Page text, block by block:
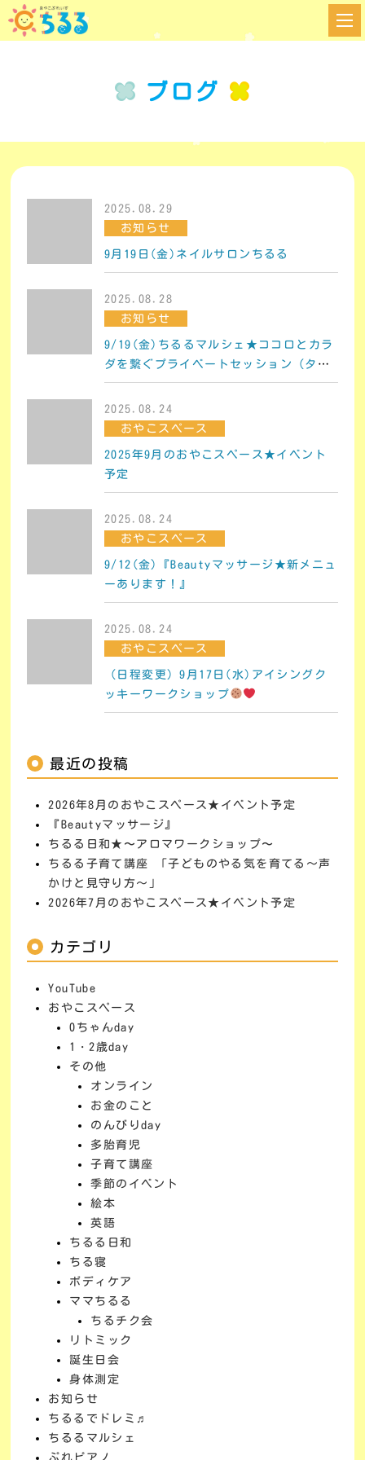
ブログ
2025.08.29
お知らせ
9月19日(金)ネイルサロンちるる
2025.08.28
お知らせ
9/19(金)ちるるマルシェ★ココロとカラ
ダを繋ぐプライベートセッション（タロ
ット・オラクルカード＋アロママッサー
ジ）
2025.08.24
おやこスペース
2025年9月のおやこスペース★イベント
予定
2025.08.24
おやこスペース
9/12(金)『Beautyマッサージ★新メニュ
ーあります！』
2025.08.24
おやこスペース
（日程変更）9月17日(水)アイシングク
ッキーワークショップ
最近の投稿
2026年8月のおやこスペース★イベント予定
『Beautyマッサージ』
ちるる日和★〜アロマワークショップ〜
ちるる子育て講座 「子どものやる気を育てる～声
かけと見守り方～」
2026年7月のおやこスペース★イベント予定
カテゴリ
YouTube
おやこスペース
0ちゃんday
1・2歳day
その他
オンライン
お金のこと
のんびりday
多胎育児
子育て講座
季節のイベント
絵本
英語
ちるる日和
ちる寝
ボディケア
ママちるる
ちるチク会
リトミック
誕生日会
身体測定
お知らせ
ちるるでドレミ♬
ちるるマルシェ
ぷれピアノ